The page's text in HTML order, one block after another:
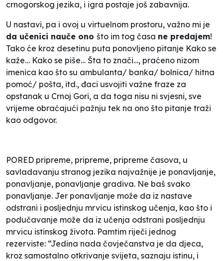
crnogorskog jezika, i igra postaje još zabavnija.
U nastavi, pa i ovoj u virtuelnom prostoru, važno mi je
da učenici nauče ono što im tog časa ne predajem!
Tako će kroz desetinu puta ponovljeno pitanje Kako se
kaže… Kako se piše… Šta to znači…, praćeno nizom
imenica kao što su ambulanta/ banka/ bolnica/ hitna
pomoć/ pošta, itd., đaci usvojiti važne fraze za
opstanak u Crnoj Gori, a da toga nisu ni svjesni, sve
vrijeme obraćajući pažnju tek na ono što pitanje traži
kao odgovor.
PORED pripreme, pripreme, pripreme časova, u
savladavanju stranog jezika najvažnije je ponavljanje,
ponavljanje, ponavljanje gradiva. Ne baš svako
ponavljanje. Jer ponavljanje može da iz nastave
odstrani i posljednju mrvicu istinskog učenja, kao što i
podučavanje može da iz učenja odstrani posljednju
mrvicu istinskog života. Pamtim riječi jednog
rezerviste: “Jedina nada čovječanstva je da djeca,
kroz samostalno otkrivanje svijeta, saznaju istinu, i